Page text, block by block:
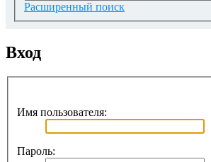
Расширенный поиск
Вход
Имя пользователя:
Пароль: